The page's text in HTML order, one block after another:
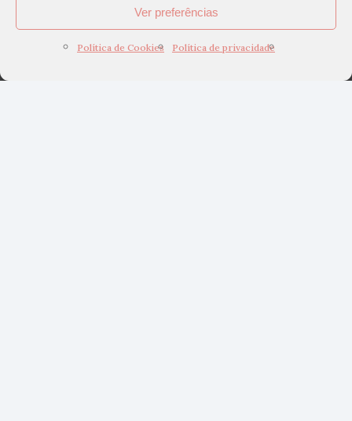
Ver preferências
Política de Cookies Política de privacidade